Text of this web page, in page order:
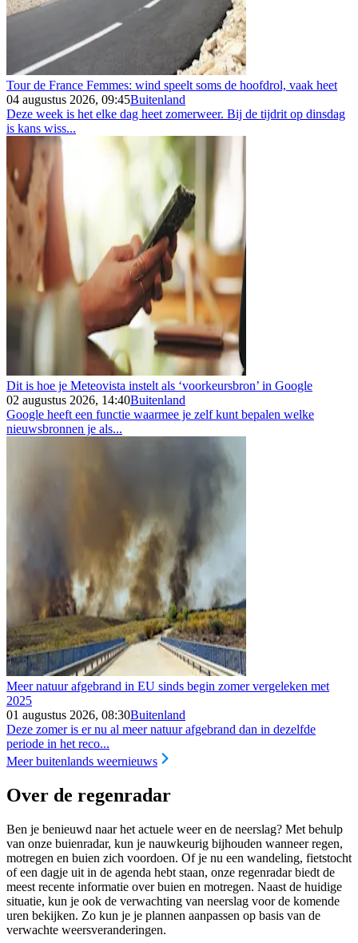
Tour de France Femmes: wind speelt soms de hoofdrol, vaak heet
04 augustus 2026, 09:45Buitenland
Deze week is het elke dag heet zomerweer. Bij de tijdrit op dinsdag
is kans wiss...
Dit is hoe je Meteovista instelt als ‘voorkeursbron’ in Google
02 augustus 2026, 14:40Buitenland
Google heeft een functie waarmee je zelf kunt bepalen welke
nieuwsbronnen je als...
Meer natuur afgebrand in EU sinds begin zomer vergeleken met
2025
01 augustus 2026, 08:30Buitenland
Deze zomer is er nu al meer natuur afgebrand dan in dezelfde
periode in het reco...
Meer buitenlands weernieuws
Over de regenradar
Ben je benieuwd naar het actuele weer en de neerslag? Met behulp
van onze buienradar, kun je nauwkeurig bijhouden wanneer regen,
motregen en buien zich voordoen. Of je nu een wandeling, fietstocht
of een dagje uit in de agenda hebt staan, onze regenradar biedt de
meest recente informatie over buien en motregen. Naast de huidige
situatie, kun je ook de verwachting van neerslag voor de komende
uren bekijken. Zo kun je je plannen aanpassen op basis van de
verwachte weersveranderingen.